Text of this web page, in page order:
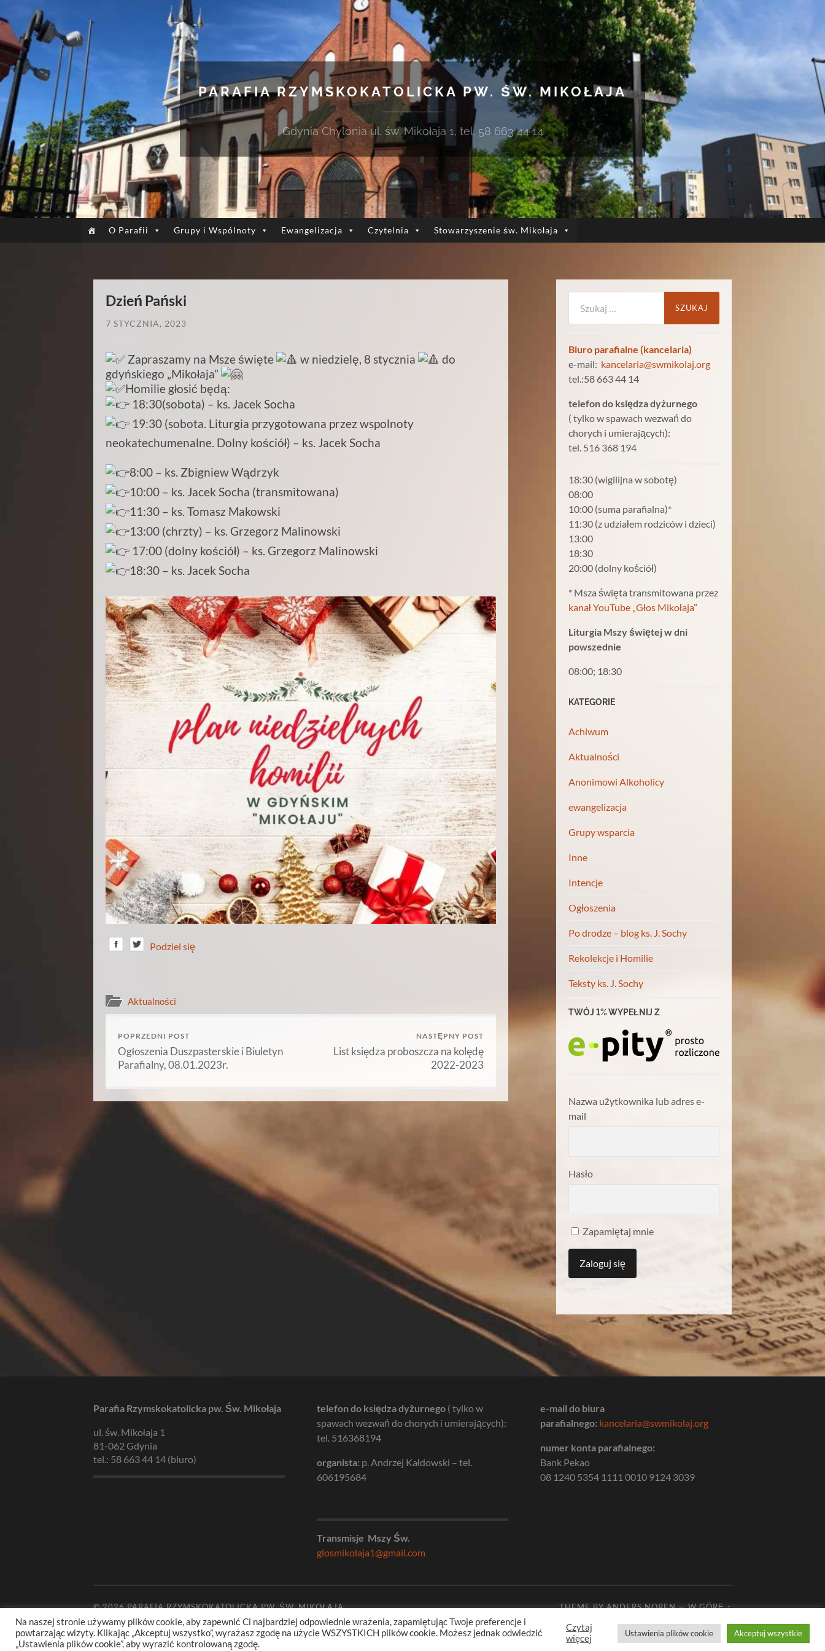
PARAFIA RZYMSKOKATOLICKA PW. ŚW. MIKOŁAJA
Gdynia Chylonia ul. św. Mikołaja 1, tel. 58 663 44 14
O Parafii Grupy i Wspólnoty Ewangelizacja Czytelnia Stowarzyszenie św. Mikołaja
Dzień Pański
7 STYCZNIA, 2023
Zapraszamy na Msze święte w niedzielę, 8 stycznia
do
gdyńskiego „Mikołaja”️
Homilie głosić będą:
18:30(sobota) – ks. Jacek Socha
19:30 (sobota. Liturgia przygotowana przez wspolnoty
neokatechumenalne. Dolny kościół) – ks. Jacek Socha
8:00 – ks. Zbigniew Wądrzyk
10:00 – ks. Jacek Socha (transmitowana)
11:30 – ks. Tomasz Makowski
13:00 (chrzty) – ks. Grzegorz Malinowski
17:00 (dolny kościół) – ks. Grzegorz Malinowski
18:30 – ks. Jacek Socha
Podziel się
Aktualności
POPRZEDNI POST
Ogłoszenia Duszpasterskie i Biuletyn
Parafialny, 08.01.2023r.
NASTĘPNY POST
List księdza proboszcza na kolędę
2022-2023
Biuro parafialne (kancelaria)
e-mail: kancelaria@swmikolaj.org
tel.:58 663 44 14
telefon do księdza dyżurnego
( tylko w spawach wezwań do
chorych i umierających):
tel. 516 368 194
18:30 (wigilijna w sobotę)
08:00
10:00 (suma parafialna)*
11:30 (z udziałem rodziców i dzieci)
13:00
18:30
20:00 (dolny kościół)
* Msza święta transmitowana przez
kanał YouTube „Głos Mikołaja”
Liturgia Mszy świętej w dni
powszednie
08:00; 18:30
KATEGORIE
Achiwum
Aktualności
Anonimowi Alkoholicy
ewangelizacja
Grupy wsparcia
Inne
Intencje
Ogłoszenia
Po drodze – blog ks. J. Sochy
Rekolekcje i Homilie
Teksty ks. J. Sochy
TWÓJ 1% WYPEŁNIJ Z
Nazwa użytkownika lub adres e-
mail
Hasło
Zapamiętaj mnie
Parafia Rzymskokatolicka pw. Św. Mikołaja
ul. św. Mikołaja 1
81-062 Gdynia
tel.: 58 663 44 14 (biuro)
telefon do księdza dyżurnego ( tylko w
spawach wezwań do chorych i umierających):
tel. 516368194
organista: p. Andrzej Kałdowski – tel.
606195684
Transmisje Mszy Św.
glosmikolaja1@gmail.com
e-mail do biura
parafialnego: kancelaria@swmikolaj.org
numer konta parafialnego:
Bank Pekao
08 1240 5354 1111 0010 9124 3039
© 2026PARAFIA RZYMSKOKATOLICKA PW. ŚW. MIKOŁAJA THEME BYANDERS NOREN—W GÓRĘ ↑
Na naszej stronie używamy plików cookie, aby zapewnić Ci najbardziej odpowiednie wrażenia, zapamiętując Twoje preferencje i
powtarzając wizyty. Klikając „Akceptuj wszystko”, wyrażasz zgodę na użycie WSZYSTKICH plików cookie. Możesz jednak odwiedzić
„Ustawienia plików cookie”, aby wyrazić kontrolowaną zgodę.
Czytaj
więcej
Ustawienia plików cookie Akceptuj wszystkie